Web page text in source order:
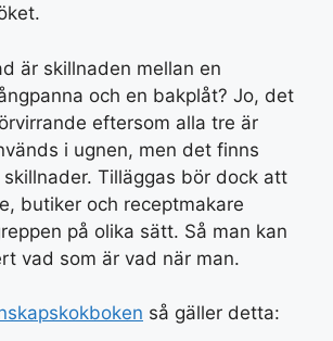
är skillnaden mellan en
och en bakplåt? Jo, det
eftersom alla tre är
i ugnen, men det finns
Tilläggas bör dock att
butiker och receptmakare
på olika sätt. Så man kan
vad som är vad när man.
så gäller detta: